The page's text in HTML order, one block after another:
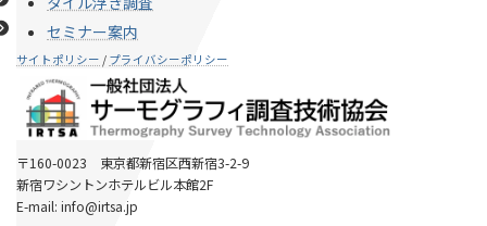
セミナー案内
サイトポリシー / プライバシーポリシー
〒160-0023 東京都新宿区西新宿3-2-9
新宿ワシントンホテルビル本館2F
E-mail: info@irtsa.jp